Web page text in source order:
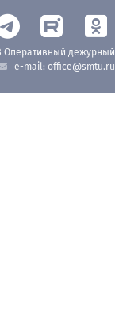
Оперативный дежурный
e-mail: office@smtu.ru